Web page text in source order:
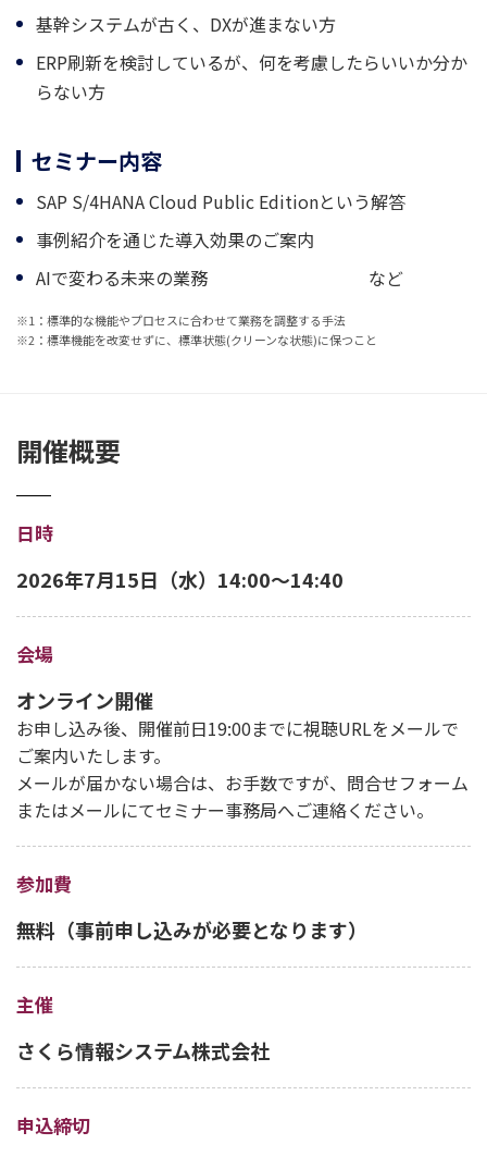
基幹システムが古く、DXが進まない方
ERP刷新を検討しているが、何を考慮したらいいか分か
らない方
セミナー内容
SAP S/4HANA Cloud Public Editionという解答
事例紹介を通じた導入効果のご案内
AIで変わる未来の業務 など
※1：標準的な機能やプロセスに合わせて業務を調整する手法
※2：標準機能を改変せずに、標準状態(クリーンな状態)に保つこと
開催概要
日時
2026年7月15日（水）14:00～14:40
会場
オンライン開催
お申し込み後、開催前日19:00までに視聴URLをメールで
ご案内いたします。
メールが届かない場合は、お手数ですが、問合せフォーム
またはメールにてセミナー事務局へご連絡ください。
参加費
無料（事前申し込みが必要となります）
主催
さくら情報システム株式会社
申込締切